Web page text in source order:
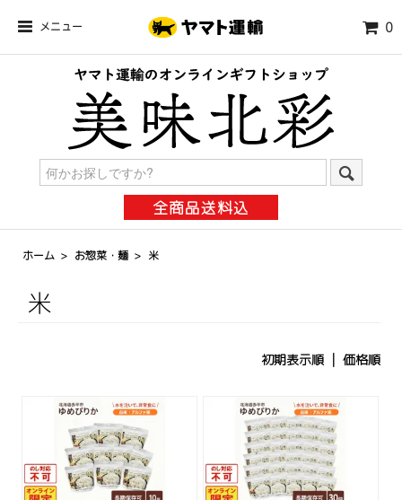
メニュー 0
全商品送料込
ホーム > お惣菜・麺 > 米
米
初期表示順 | 価格順